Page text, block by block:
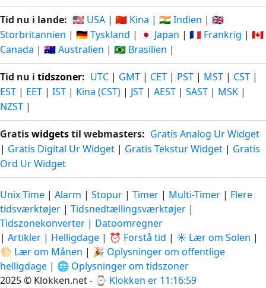
Tid nu i lande: 🇺🇸 USA | 🇨🇳 Kina | 🇮🇳 Indien | 🇬🇧
Storbritannien | 🇩🇪 Tyskland | 🇯🇵 Japan | 🇫🇷 Frankrig | 🇨🇦
Canada | 🇦🇺 Australien | 🇧🇷 Brasilien |
Tid nu i tidszoner: UTC | GMT | CET | PST | MST | CST |
EST | EET | IST | Kina (CST) | JST | AEST | SAST | MSK |
NZST |
Gratiswidgetstil webmasters: Gratis Analog Ur Widget
| Gratis Digital Ur Widget | Gratis Tekstur Widget | Gratis
Ord Ur Widget
Unix Time | Alarm | Stopur | Timer | Multi-Timer | Flere
tidsværktøjer | Tidsnedtællingsværktøjer |
Tidszonekonverter | Datoomregner
| Artikler | Helligdage | ⏰ Forstå tid | ☀️ Lær om Solen |
🌕 Lær om Månen | 🎉 Oplysninger om offentlige
helligdage | 🌐 Oplysninger om tidszoner
2025 © Klokken.net - ⌚ Klokken er 11:17:00